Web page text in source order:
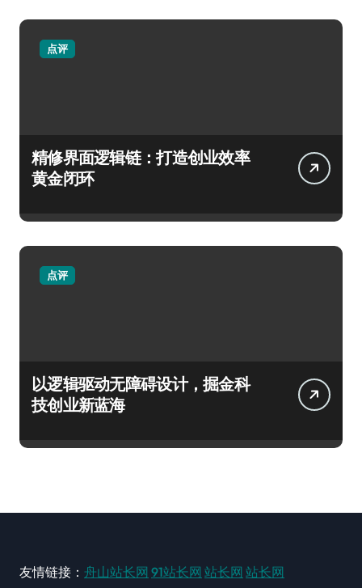
点评
精修界面逻辑链：打造创业效率
黄金闭环
点评
以逻辑驱动无障碍设计，掘金科
技创业新蓝海
友情链接： 舟山站长网 91站长网 站长网 站长网